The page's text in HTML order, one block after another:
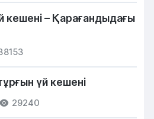
кешені – Қарағандыдағы
үй кешені
29240